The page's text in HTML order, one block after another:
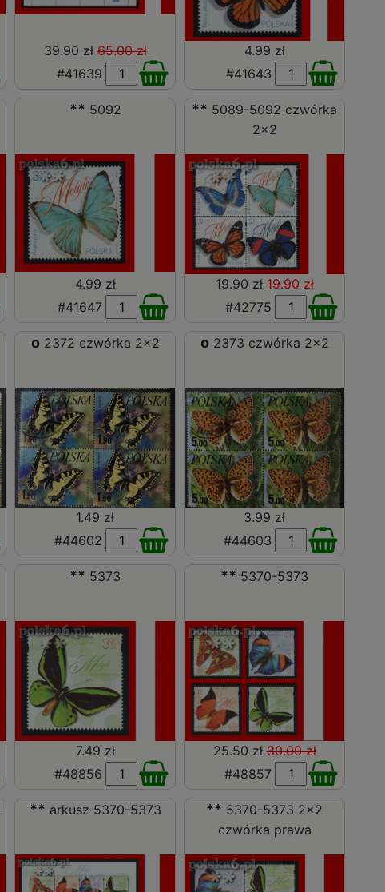
39.90 zł65.00 zł
#41639
4.99 zł
#41643
** 5092
4.99 zł
#41647
** 5089-5092 czwórka
2x2
19.90 zł19.90 zł
#42775
o2372 czwórka 2x2
1.49 zł
#44602
o2373 czwórka 2x2
3.99 zł
#44603
** 5373
7.49 zł
#48856
** 5370-5373
25.50 zł30.00 zł
#48857
** arkusz 5370-5373 ** 5370-5373 2x2
czwórka prawa